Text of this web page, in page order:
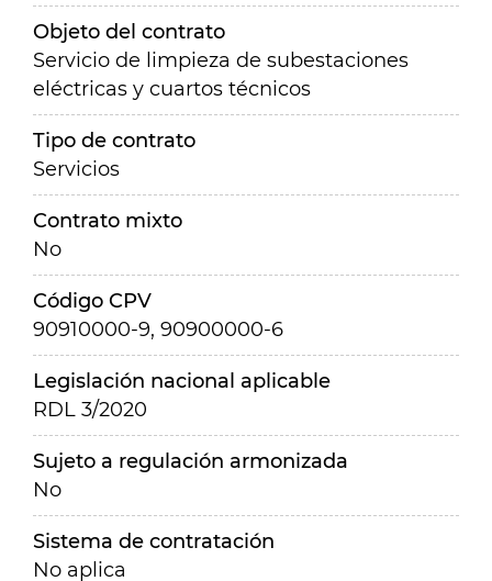
Objeto del contrato
Servicio de limpieza de subestaciones
eléctricas y cuartos técnicos
Tipo de contrato
Servicios
Contrato mixto
No
Código CPV
90910000-9, 90900000-6
Legislación nacional aplicable
RDL 3/2020
Sujeto a regulación armonizada
No
Sistema de contratación
No aplica